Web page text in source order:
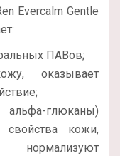
Evercalm Gentle
ПАВов;
оказывает
глюканы)
свойства кожи,